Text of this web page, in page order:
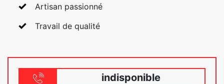
Artisan passionné
Travail de qualité
indisponible